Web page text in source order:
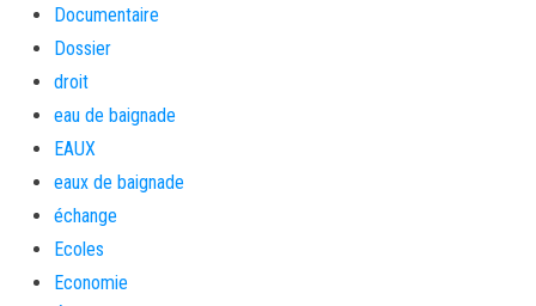
Documentaire
Dossier
droit
eau de baignade
EAUX
eaux de baignade
échange
Ecoles
Economie